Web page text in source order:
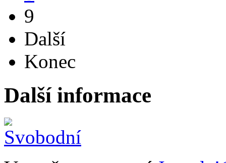
9
Další
Konec
Další informace